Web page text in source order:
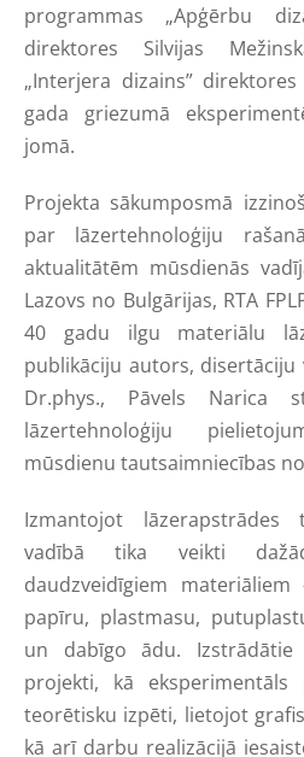
programmas „Apģērbu
direktores Silvijas
„Interjera dizains”
gada griezumā
jomā.
Projekta sākumposmā
par lāzertehnoloģiju
aktualitātēm mūsdienās
Lazovs no Bulgārijas, RTA
40 gadu ilgu materiālu
publikāciju autors, disertāciju
Dr.phys., Pāvels Narica
lāzertehnoloģiju
mūsdienu tautsaimniecības
Izmantojot lāzerapstrādes
vadībā tika veikti
daudzveidīgiem
papīru, plastmasu,
un dabīgo ādu.
projekti, kā eksperimentāls
teorētisku izpēti, lietojot
kā arī darbu realizācijā